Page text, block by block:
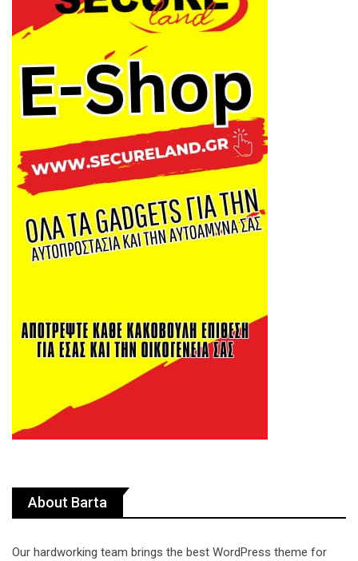
About Barta
Our hardworking team brings the best WordPress theme for